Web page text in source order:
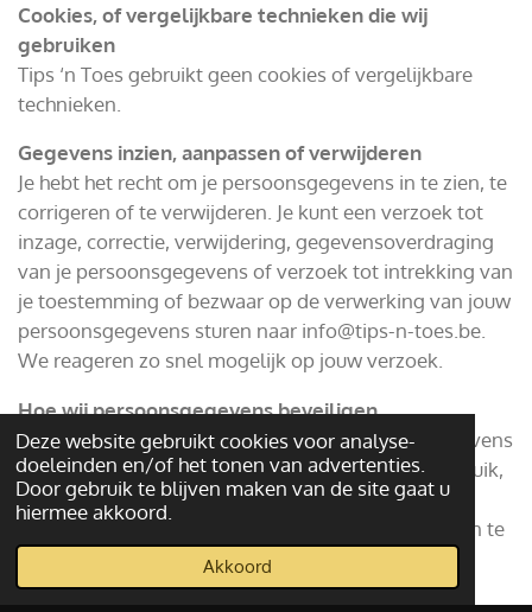
Deze website gebruikt cookies voor analyse-
doeleinden en/of het tonen van advertenties.
Door gebruik te blijven maken van de site gaat u
hiermee akkoord.
Akkoord
Cookies, of vergelijkbare technieken die wij
gebruiken
Tips ‘n Toes gebruikt geen cookies of vergelijkbare
technieken.
Gegevens inzien, aanpassen of verwijderen
Je hebt het recht om je persoonsgegevens in te zien, te
corrigeren of te verwijderen. Je kunt een verzoek tot
inzage, correctie, verwijdering, gegevensoverdraging
van je persoonsgegevens of verzoek tot intrekking van
je toestemming of bezwaar op de verwerking van jouw
persoonsgegevens sturen naar info@tips-n-toes.be.
We reageren zo snel mogelijk op jouw verzoek.
Hoe wij persoonsgegevens beveiligen
Tips ‘n Toes neemt de bescherming van jouw gegevens
serieus en neemt passende maatregelen om misbruik,
verlies, onbevoegde toegang, ongewenste
openbaarmaking en ongeoorloofde wijziging tegen te